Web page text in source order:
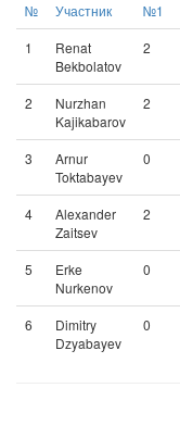
№ Участник №1
1
Renat
Bekbolatov
2
2
Nurzhan
Kajikabarov
2
3
Arnur
Toktabayev
0
4
Alexander
Zaitsev
2
5
Erke
Nurkenov
0
6
Dimitry
Dzyabayev
0